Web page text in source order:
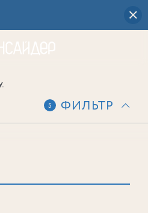
5 ФИЛЬТР
ни одного лота